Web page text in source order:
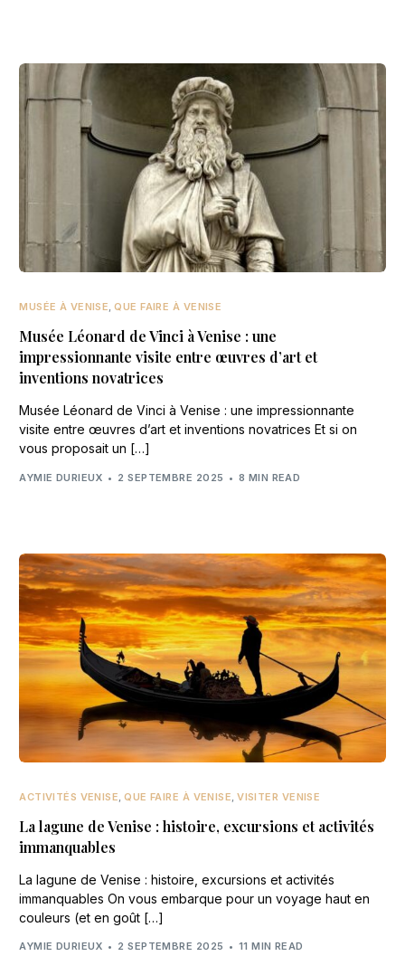
MUSÉE À VENISE,QUE FAIRE À VENISE
Musée Léonard de Vinci à Venise : une
impressionnante visite entre œuvres d’art et
inventions novatrices
Musée Léonard de Vinci à Venise : une impressionnante
visite entre œuvres d’art et inventions novatrices Et si on
vous proposait un […]
AYMIE DURIEUX 2 SEPTEMBRE 2025 8 MIN READ
ACTIVITÉS VENISE,QUE FAIRE À VENISE,VISITER VENISE
La lagune de Venise : histoire, excursions et activités
immanquables
La lagune de Venise : histoire, excursions et activités
immanquables On vous embarque pour un voyage haut en
couleurs (et en goût […]
AYMIE DURIEUX 2 SEPTEMBRE 2025 11 MIN READ